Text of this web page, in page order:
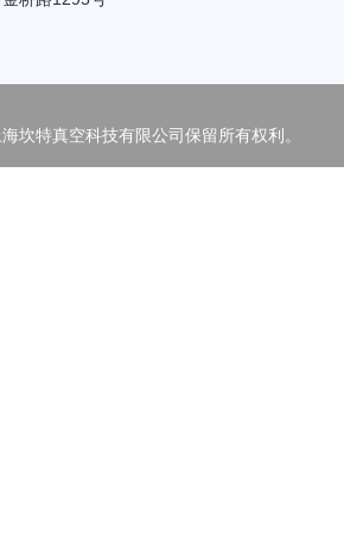
坎特真空科技有限公司保留所有权利。